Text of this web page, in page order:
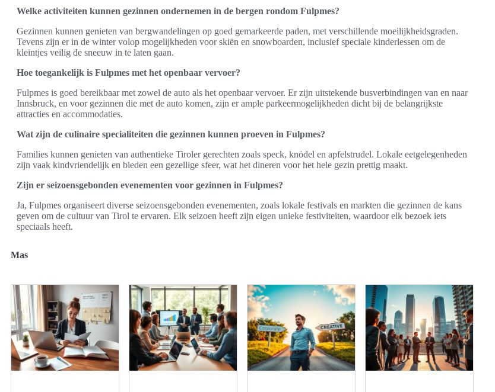
Welke activiteiten kunnen gezinnen ondernemen in de bergen rondom Fulpmes?
Gezinnen kunnen genieten van bergwandelingen op goed gemarkeerde paden, met verschillende moeilijkheidsgraden.
Tevens zijn er in de winter volop mogelijkheden voor skiën en snowboarden, inclusief speciale kinderlessen om de
kleintjes veilig de sneeuw in te laten gaan.
Hoe toegankelijk is Fulpmes met het openbaar vervoer?
Fulpmes is goed bereikbaar met zowel de auto als het openbaar vervoer. Er zijn uitstekende busverbindingen van en naar
Innsbruck, en voor gezinnen die met de auto komen, zijn er ample parkeermogelijkheden dicht bij de belangrijkste
attracties en accommodaties.
Wat zijn de culinaire specialiteiten die gezinnen kunnen proeven in Fulpmes?
Families kunnen genieten van authentieke Tiroler gerechten zoals speck, knödel en apfelstrudel. Lokale eetgelegenheden
zijn vaak kindvriendelijk en bieden een gezellige sfeer, wat het dineren voor het hele gezin prettig maakt.
Zijn er seizoensgebonden evenementen voor gezinnen in Fulpmes?
Ja, Fulpmes organiseert diverse seizoensgebonden evenementen, zoals lokale festivals en markten die gezinnen de kans
geven om de cultuur van Tirol te ervaren. Elk seizoen heeft zijn eigen unieke festiviteiten, waardoor elk bezoek iets
speciaals heeft.
Mas